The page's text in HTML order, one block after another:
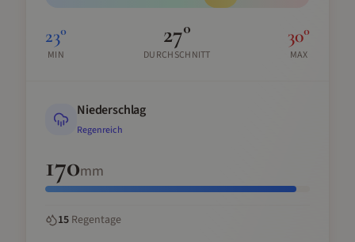
23°
MIN
27°
DURCHSCHNITT
30°
MAX
Niederschlag
Regenreich
170mm
15 Regentage